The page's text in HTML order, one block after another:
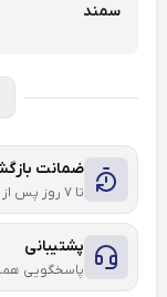
سمند
ضمانت
تا ۷ روز پس از خرید
پشتیبانی
پاسخگویی